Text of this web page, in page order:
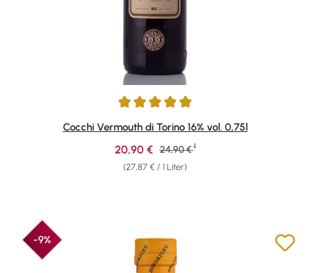
Durchschnittliche Bewertung von 4.94 von 5 Sternen
Cocchi Vermouth di Torino 16% vol. 0,75l
(27,87 € / 1 Liter)
Verkaufspreis:
20,90 € Regulärer Preis:
24,90 € 1
-9%